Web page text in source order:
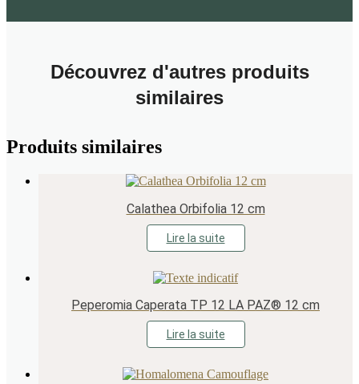
Découvrez d'autres produits
similaires
Produits similaires
Calathea Orbifolia 12 cm
Lire la suite
Peperomia Caperata TP 12 LA PAZ® 12 cm
Lire la suite